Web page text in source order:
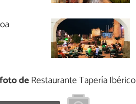
deRestaurante Tapería Ibérico